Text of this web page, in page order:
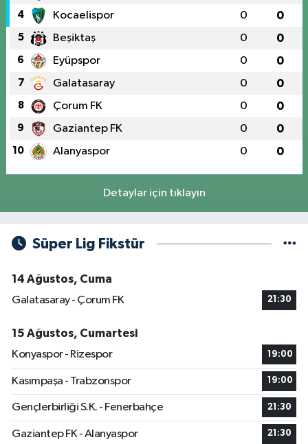
4 Kocaelispor 0 0
5 Beşiktaş 0 0
6 Eyüpspor 0 0
7 Galatasaray 0 0
8 Çorum FK 0 0
9 Gaziantep FK 0 0
10 Alanyaspor 0 0
Detaylar için tıklayın
Süper Lig Fikstür
14 Ağustos, Cuma
Galatasaray - Çorum FK
21:30
15 Ağustos, Cumartesi
Konyaspor - Rizespor
19:00
Kasımpaşa - Trabzonspor 19:00
Gençlerbirliği S.K. - Fenerbahçe 21:30
Gaziantep FK - Alanyaspor 21:30